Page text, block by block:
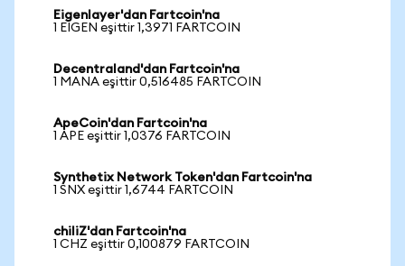
Eigenlayer'dan Fartcoin'na
1 EIGEN eşittir 1,3971 FARTCOIN
Decentraland'dan Fartcoin'na
1 MANA eşittir 0,516485 FARTCOIN
ApeCoin'dan Fartcoin'na
1 APE eşittir 1,0376 FARTCOIN
Synthetix Network Token'dan Fartcoin'na
1 SNX eşittir 1,6744 FARTCOIN
chiliZ'dan Fartcoin'na
1 CHZ eşittir 0,100879 FARTCOIN